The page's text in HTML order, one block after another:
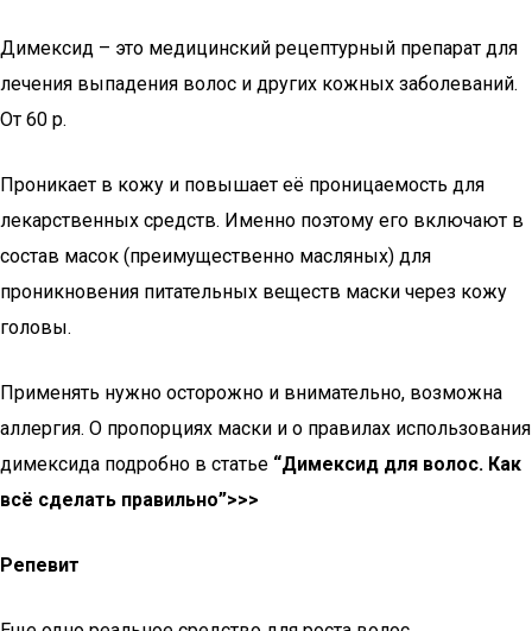
Димексид – это медицинский рецептурный препарат для
лечения выпадения волос и других кожных заболеваний.
От 60 р.
Проникает в кожу и повышает её проницаемость для
лекарственных средств. Именно поэтому его включают в
состав масок (преимущественно масляных) для
проникновения питательных веществ маски через кожу
головы.
Применять нужно осторожно и внимательно, возможна
аллергия. О пропорциях маски и о правилах использования
димексида подробно в статье “Димексид для волос. Как
всё сделать правильно”>>>
Репевит